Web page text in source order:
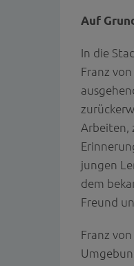
Auf
In die
Franz
Arbeiten,
jungen
dem
Freund
Franz